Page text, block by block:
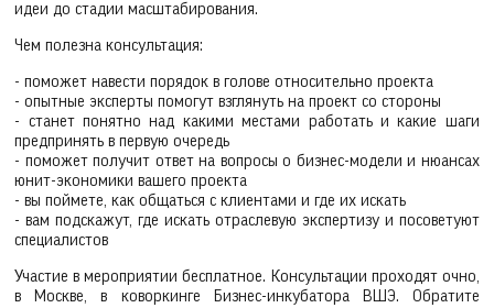
идеи до стадии масштабирования.
Чем полезна консультация:
- поможет навести порядок в голове относительно проекта
- опытные эксперты помогут взглянуть на проект со стороны
- станет понятно над какими местами работать и какие шаги
предпринять в первую очередь
- поможет получит ответ на вопросы о бизнес-модели и нюансах
юнит-экономики вашего проекта
- вы поймете, как общаться с клиентами и где их искать
- вам подскажут, где искать отраслевую экспертизу и посоветуют
специалистов
Участие в мероприятии бесплатное. Консультации проходят очно,
в Москве, в коворкинге Бизнес-инкубатора ВШЭ. Обратите